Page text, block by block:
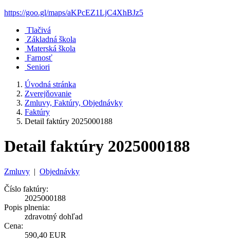
https://goo.gl/maps/aKPcEZ1LjC4XhBJz5
Tlačivá
Základná škola
Materská škola
Farnosť
Seniori
Úvodná stránka
Zverejňovanie
Zmluvy, Faktúry, Objednávky
Faktúry
Detail faktúry 2025000188
Detail faktúry 2025000188
Zmluvy | Objednávky
Číslo faktúry:
2025000188
Popis plnenia:
zdravotný dohľad
Cena:
590,40 EUR